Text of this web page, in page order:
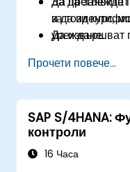
и да
Да извършват
Да
да подготвят
доклади.
за този курс,
уреждане.
Прочети повече...
SAP S/4HANA:
контроли
16 Часа